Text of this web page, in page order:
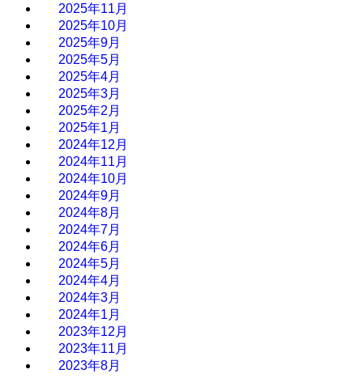
2025年11月
2025年10月
2025年9月
2025年5月
2025年4月
2025年3月
2025年2月
2025年1月
2024年12月
2024年11月
2024年10月
2024年9月
2024年8月
2024年7月
2024年6月
2024年5月
2024年4月
2024年3月
2024年1月
2023年12月
2023年11月
2023年8月